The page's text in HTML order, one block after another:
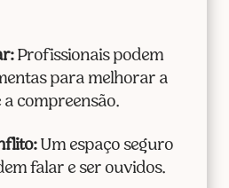
Profissionais podem
para melhorar a
compreensão.
Um espaço seguro
falar e ser ouvidos.